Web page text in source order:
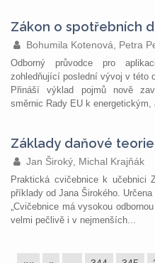
Zákon o spotřebních
Bohumila Kotenová, Petra
Odborný průvodce pro
zohledňující poslední vývoj v této
Přináší výklad pojmů nově
směrnic Rady EU k
Základy daňové
Jan Široký, Michal Krajňák
Praktická cvičebnice k učebnici
příklady od Jana Širokého.
„Cvičebnice má vysokou
velmi pečlivě i v nejmenších...